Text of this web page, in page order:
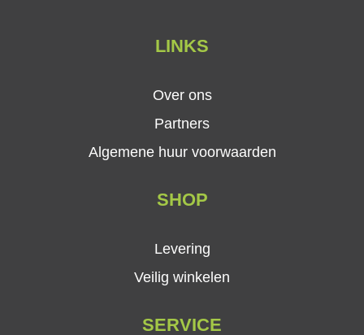
LINKS
Over ons
Partners
Algemene huur voorwaarden
SHOP
Levering
Veilig winkelen
SERVICE